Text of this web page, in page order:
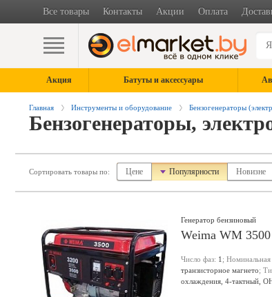
Все товары Контакты Акции Оплата
Акция Батуты и аксессуары
Главная Инструменты и оборудование Бензогенераторы
Бензогенераторы,
Сортировать товары по: Цене Популярности Новизне
Генератор бензиновый
Weima WM 3500
Число фаз: 1 ;
транзисторное магнето;
охлаждения, 4-тактный,